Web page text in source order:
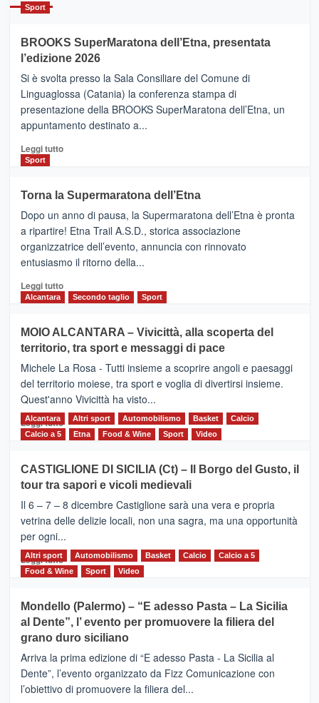
con
la
Al
via
i
collegamenti
Sport
BROOKS SuperMaratona dell’Etna, presentata
l’edizione 2026
Si è svolta presso la Sala Consiliare del Comune di
Linguaglossa (Catania) la conferenza stampa di
presentazione della BROOKS SuperMaratona dell’Etna, un
appuntamento destinato a...
Leggi tuttoLeggi
BROOKS
SuperMaratona
dell’Etna,
presentata
l’edizione
2026
Sport
Torna la Supermaratona dell’Etna
Dopo un anno di pausa, la Supermaratona dell’Etna è pronta
a ripartire! Etna Trail A.S.D., storica associazione
organizzatrice dell’evento, annuncia con rinnovato
entusiasmo il ritorno della...
Leggi tuttoLeggi
Torna
la
Supermaratona
dell’Etna
Alcantara Secondo taglio Sport
MOIO ALCANTARA – Vivicittà, alla scoperta del
territorio, tra sport e messaggi di pace
Michele La Rosa - Tutti insieme a scoprire angoli e paesaggi
del territorio moiese, tra sport e voglia di divertirsi insieme.
Quest'anno Vivicittà ha visto...
Leggi tutto Leggi
MOIO
ALCANTARA
–
Vivicittà,
alla
scoperta
del
territorio,
e
messaggi
di
Alcantara Altri sport Automobilismo Basket
Calcio
Calcio a 5
Etna Food & Wine Sport Video
CASTIGLIONE DI SICILIA (Ct) – Il Borgo del Gusto, il
tour tra sapori e vicoli medievali
Il 6 – 7 – 8 dicembre Castiglione sarà una vera e propria
vetrina delle delizie locali, non una sagra, ma una opportunità
per ogni...
Leggi tuttoLeggi
di
CASTIGLIONE
DI
SICILIA
(Ct)
–
Il
Borgo
Altri sport Automobilismo Basket Calcio
Calcio a 5
Food & Wine
Sport Video
Mondello (Palermo) – “E adesso Pasta – La Sicilia
al Dente”, l’ evento per promuovere la filiera del
grano duro siciliano
Arriva la prima edizione di “E adesso Pasta - La Sicilia al
Dente”, l’evento organizzato da Fizz Comunicazione con
l’obiettivo di promuovere la filiera del...